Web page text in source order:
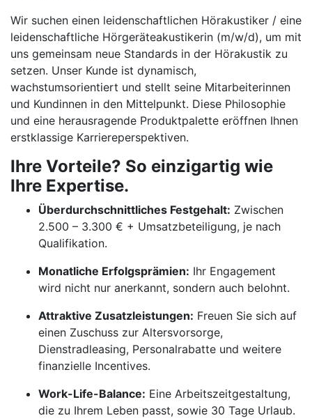
Wir suchen einen leidenschaftlichen Hörakustiker / eine
leidenschaftliche Hörgeräteakustikerin (m/w/d), um mit
uns gemeinsam neue Standards in der Hörakustik zu
setzen. Unser Kunde ist dynamisch,
wachstumsorientiert und stellt seine Mitarbeiterinnen
und Kundinnen in den Mittelpunkt. Diese Philosophie
und eine herausragende Produktpalette eröffnen Ihnen
erstklassige Karriereperspektiven.
Ihre Vorteile? So einzigartig wie
Ihre Expertise.
Überdurchschnittliches Festgehalt: Zwischen
2.500 – 3.300 € + Umsatzbeteiligung, je nach
Qualifikation.
Monatliche Erfolgsprämien: Ihr Engagement
wird nicht nur anerkannt, sondern auch belohnt.
Attraktive Zusatzleistungen: Freuen Sie sich auf
einen Zuschuss zur Altersvorsorge,
Dienstradleasing, Personalrabatte und weitere
finanzielle Incentives.
Work-Life-Balance: Eine Arbeitszeitgestaltung,
die zu Ihrem Leben passt, sowie 30 Tage Urlaub.